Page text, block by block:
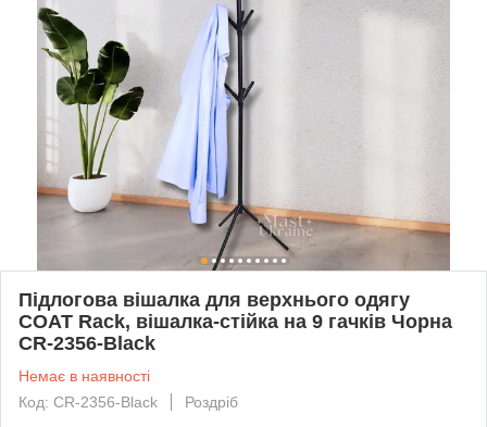
Підлогова вішалка для верхнього одягу
COAT Rack, вішалка-стійка на 9 гачків Чорна
CR-2356-Black
Немає в наявності
Код: CR-2356-Black
Роздріб